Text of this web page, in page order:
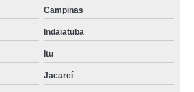
Campinas
Indaiatuba
Itu
Jacareí